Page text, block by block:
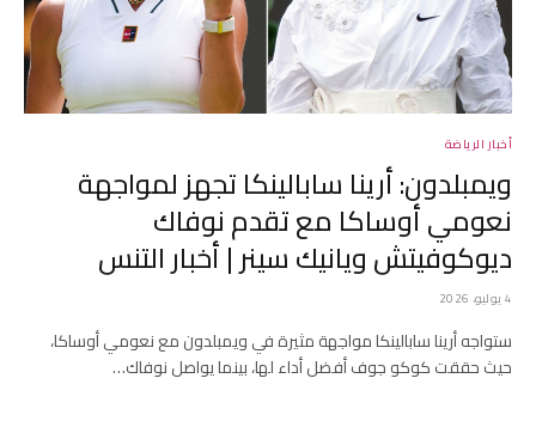
أخبار الرياضة
ويمبلدون: أرينا سابالينكا تجهز لمواجهة
نعومي أوساكا مع تقدم نوفاك
ديوكوفيتش ويانيك سينر | أخبار التنس
4 يوليو، 2026
ستواجه أرينا سابالينكا مواجهة مثيرة في ويمبلدون مع نعومي أوساكا،
حيث حققت كوكو جوف أفضل أداء لها، بينما يواصل نوفاك…